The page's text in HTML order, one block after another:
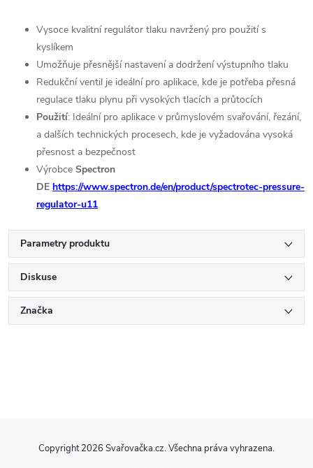
Vysoce kvalitní regulátor tlaku navržený pro použití s
kyslíkem
Umožňuje přesnější nastavení a dodržení výstupního tlaku
Redukční ventil je ideální pro aplikace, kde je potřeba přesná
regulace tlaku plynu při vysokých tlacích a průtocích
Použití: Ideální pro aplikace v průmyslovém svařování, řezání,
a dalších technických procesech, kde je vyžadována vysoká
přesnost a bezpečnost
Výrobce Spectron
DE https://www.spectron.de/en/product/spectrotec-pressure-
regulator-u11
Parametry produktu
Diskuse
Značka
Copyright 2026 Svařovačka.cz. Všechna práva vyhrazena.